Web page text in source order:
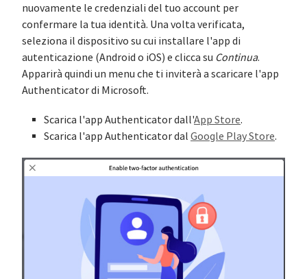
nuovamente le credenziali del tuo account per
confermare la tua identità. Una volta verificata,
seleziona il dispositivo su cui installare l'app di
autenticazione (Android o iOS) e clicca su Continua.
Apparirà quindi un menu che ti inviterà a scaricare l'app
Authenticator di Microsoft.
Scarica l'app Authenticator dall'App Store.
Scarica l'app Authenticator dal Google Play Store.